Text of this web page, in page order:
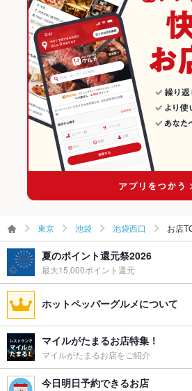
その他
飲み放題
あり ：コースご利用のお客様は
み放題をご利用頂けますのでお気
食べ放題
なし ：食べ放題はご用意致して
コースを2,500円～3タイプご用
お子様連れ
お子様連れOK ：お子様連れのお
いませ。座敷席もご用意致して
に♪
ウェディン
ー二次会
二次会なども大歓迎です♪
お祝い・サ
プライズ対
応
備考 －
池袋 × 焼肉・ホルモン
池袋 × 焼肉
池袋駅 × 焼肉・ホルモン
池袋駅 × 焼肉
東京 × 韓国料理全般
東京 × 焼肉・ホルモン
東京 × 焼肉
池袋西口のグルメランキング
池袋西口の韓国料理ランキング
東京 池袋 池袋西口 お店
夏のポイント還元祭2026
最大15,000ポイント還元
ホットペッパーグルメについて
マイルがたまるお店特集！
マイルがたまるお店をご紹介
今日明日予約できるお店